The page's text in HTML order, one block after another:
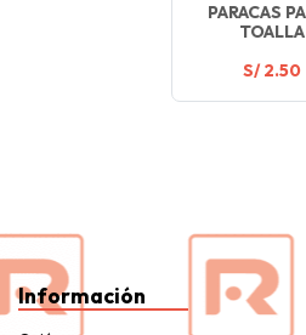
PARACAS
TOALLA
S/ 2.50
Información